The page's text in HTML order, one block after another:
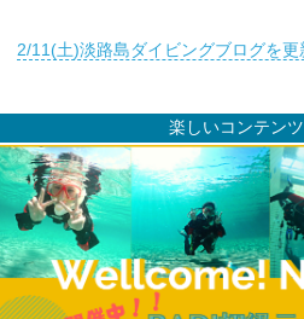
ダイビング
アクセ
お問い合
2/11(土)淡路島ダイビングブログを更
楽しいコンテン